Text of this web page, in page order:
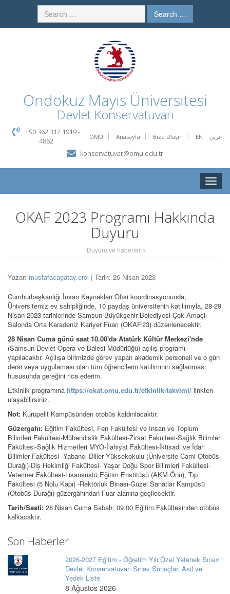
Search …
Ondokuz Mayıs Üniversitesi
Devlet Konservatuvarı
OMÜ Anasayfa Bize Ulaşın EN عربي
+90 362 312 1919 -
4862
konservatuvar@omu.edu.tr
Toggle
OKAF 2023 Programı Hakkında
Duyuru
Duyuru ve haberler
Yazar: mustafacagatay.erol | Tarih: 26 Nisan 2023
Cumhurbaşkanlığı İnsan Kaynakları Ofisi koordinasyonunda;
Üniversitemiz ev sahipliğinde, 10 paydaş üniversitenin katılımıyla, 28-29
Nisan 2023 tarihlerinde Samsun Büyükşehir Belediyesi Çok Amaçlı
Salonda Orta Karadeniz Kariyer Fuarı (OKAF'23) düzenlenecektir.
28 Nisan Cuma günü saat 10.00'da Atatürk Kültür Merkezi'nde
(Samsun Devlet Opera ve Balesi Müdürlüğü) açılış programı
yapılacaktır. Açılışa birimizde görev yapan akademik personeli ve o gün
dersi veya uygulaması olan tüm öğrencilerin katılımının sağlanması
hususunda gereğini rica ederim.
Etkinlik programına https://okaf.omu.edu.tr/etkinlik-takvimi/ linkten
ulaşabilirsiniz.
Not: Kurupelit Kampüsünden otobüs kaldırılacaktır.
Güzergahı: Eğitim Fakültesi, Fen Fakültesi ve İnsan ve Toplum
Bilimleri Fakültesi-Mühendislik Fakültesi-Ziraat Fakültesi-Sağlık Bilimleri
Fakültesi-Sağlık Hizmetleri MYO-İlahiyat Fakültesi-İktisadi ve İdari
Bilimler Fakültesi- Yabancı Diller Yüksekokulu (Üniversite Cami Otobüs
Durağı)-Diş Hekimliği Fakültesi- Yaşar Doğu Spor Bilimleri Fakültesi-
Veteriner Fakültesi-Lisansüstü Eğitim Enstitüsü (AKM Önü), Tıp
Fakültesi (5 Nolu Kapı) -Rektörlük Binası-Güzel Sanatlar Kampüsü
(Otobüs Durağı) güzergâhından Fuar alanına geçilecektir.
Tarih/Saati: 28 Nisan Cuma Sabah: 09.00 Eğitim Fakültesinden otobüs
kalkacaktır.
Son Haberler
2026-2027 Eğitim - Öğretim Yılı Özel Yetenek Sınavı
Devlet Konservatuvarı Sınav Sonuçları Asil ve
Yedek Liste
8 Ağustos 2026